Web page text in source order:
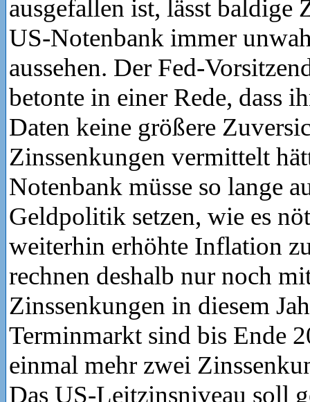
ausgefallen ist, lässt baldige
US-Notenbank immer
aussehen. Der Fed-
betonte in einer Rede, dass
Daten keine größere
Zinssenkungen vermittelt
Notenbank müsse so lange
Geldpolitik setzen, wie es
weiterhin erhöhte Inflation
rechnen deshalb nur noch
Zinssenkungen in diesem
Terminmarkt sind bis Ende
einmal mehr zwei
Das US-Leitzinsniveau soll